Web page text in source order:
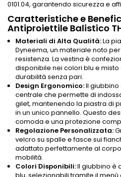
0101.04, garantendo sicurezza e
Caratteristiche e
Antiproiettile Balistico
Materiali di Alta Qualità:La
Dyneema, un materiale noto
resistenza. La vestina è
disponibile nei colori blu e
durabilità senza pari.
Design Ergonomico:Il
centrale che permette di
gilet, mantenendo la piastra di
in un unico pannello. Questo
comoda e una protezione
Regolazione Personalizzata:
velcro su spalle e fasce sui
adattato perfettamente al
mobilità.
Colori Disponibili:Il giubbino è
blu, selezionabili tramite il